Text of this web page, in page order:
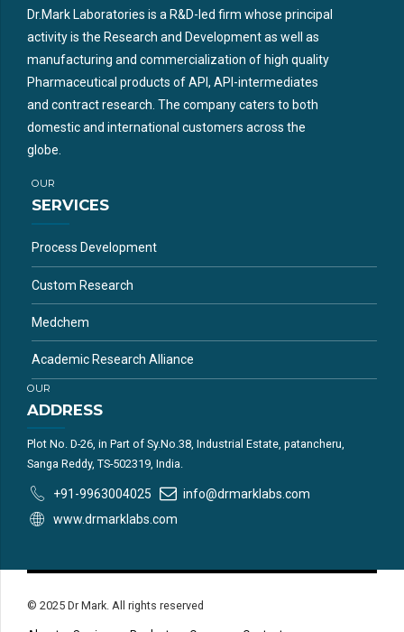
Dr.Mark Laboratories is a R&D-led firm whose principal
activity is the Research and Development as well as
manufacturing and commercialization of high quality
Pharmaceutical products of API, API-intermediates
and contract research. The company caters to both
domestic and international customers across the
globe.
OUR
SERVICES
Process Development
Custom Research
Medchem
Academic Research Alliance
OUR
ADDRESS
Plot No. D-26, in Part of Sy.No.38, Industrial Estate, patancheru,
Sanga Reddy, TS-502319, India.
+91-9963004025
info@drmarklabs.com
www.drmarklabs.com
© 2025 Dr Mark. All rights reserved